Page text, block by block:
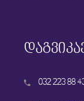
032 223 88